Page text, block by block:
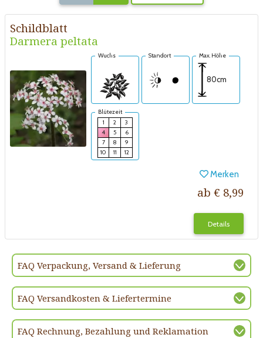
Schildblatt
Darmera peltata
Wuchs Standort Max. Höhe
80cm
Blütezeit
1
2
3
4
5
6
7
8
9
10
11 12
Merken
ab € 8,99
Details
FAQ Verpackung, Versand & Lieferung
FAQ Versandkosten & Liefertermine
FAQ Rechnung, Bezahlung und Reklamation